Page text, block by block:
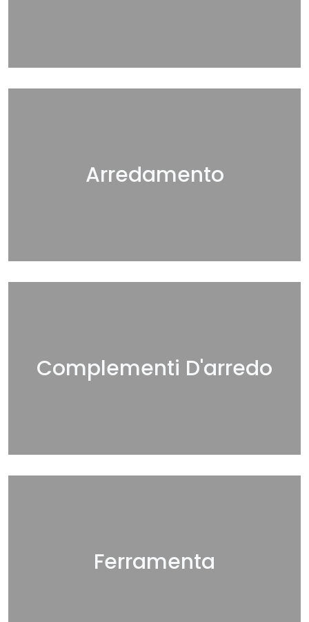
Arredamento
Complementi D'arredo
Ferramenta